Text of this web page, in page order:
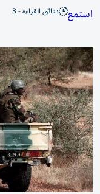
استمع دقائق القراءة - 3